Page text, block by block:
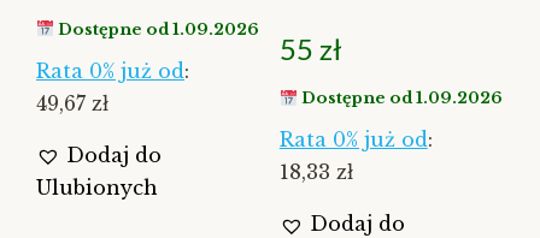
Dostępne od 1.09.2026
Rata 0% już od :
49,67 zł
Dodaj do
Ulubionych
55 zł
Dostępne od 1.09.2026
Rata 0% już od:
18,33 zł
Dodaj do